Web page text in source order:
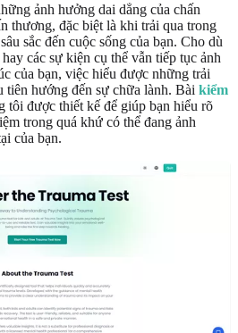
ảnh hưởng dai dẳng của chấn
thương, đặc biệt là khi trải qua trong
sắc đến cuộc sống của bạn. Cho dù
các sự kiện cụ thể vẫn tiếp tục ảnh
của bạn, việc hiểu được những trải
tiên hướng đến sự chữa lành. Bài kiểm
tôi được thiết kế để giúp bạn hiểu rõ
trong quá khứ có thể đang ảnh
của bạn.